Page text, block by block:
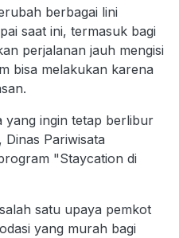
berbagai lini
saat ini, termasuk bagi
perjalanan jauh mengisi
bisa melakukan karena
yang ingin tetap berlibur
Pariwisata
"Staycation di
satu upaya pemkot
yang murah bagi